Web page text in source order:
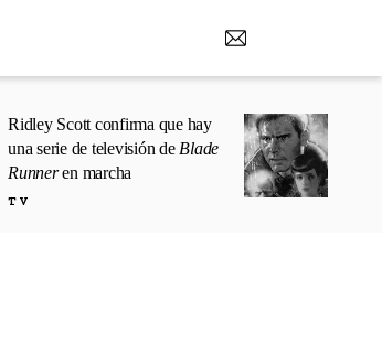
Ridley Scott confirma que hay
una serie de televisión de Blade
Runneren marcha
TV